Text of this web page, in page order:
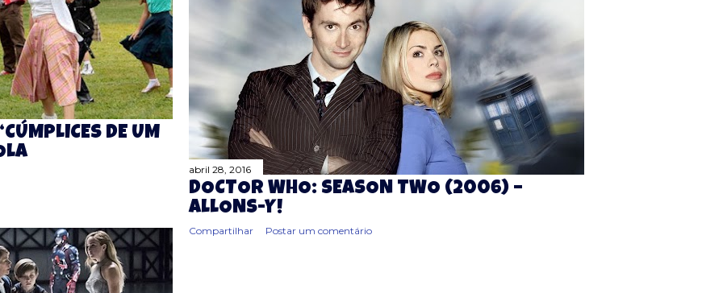
DE UM
abril 28, 2016
DOCTOR WHO: SEASON TWO (2006) –
ALLONS-Y!
Compartilhar Postar um comentário